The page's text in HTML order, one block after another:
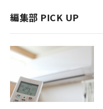
編集部 PICK UP